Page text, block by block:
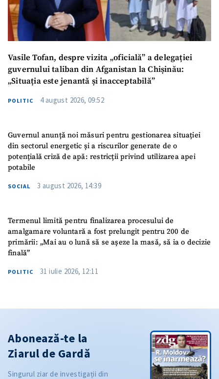
Vasile Tofan, despre vizita „oficială” a delegației
guvernului taliban din Afganistan la Chișinău:
„Situația este jenantă și inacceptabilă”
POLITIC 4 august 2026, 09:52
Guvernul anunță noi măsuri pentru gestionarea situației
din sectorul energetic și a riscurilor generate de o
potențială criză de apă: restricții privind utilizarea apei
potabile
SOCIAL 3 august 2026, 14:39
Termenul limită pentru finalizarea procesului de
amalgamare voluntară a fost prelungit pentru 200 de
primării: „Mai au o lună să se așeze la masă, să ia o decizie
finală”
POLITIC 31 iulie 2026, 12:11
Abonează-te la
Ziarul de Gardă
Singurul ziar de investigații din